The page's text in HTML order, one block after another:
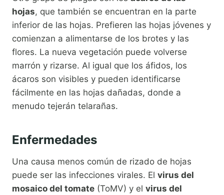
hojas, que también se encuentran en la parte
inferior de las hojas. Prefieren las hojas jóvenes y
comienzan a alimentarse de los brotes y las
flores. La nueva vegetación puede volverse
marrón y rizarse. Al igual que los áfidos, los
ácaros son visibles y pueden identificarse
fácilmente en las hojas dañadas, donde a
menudo tejerán telarañas.
Enfermedades
Una causa menos común de rizado de hojas
puede ser las infecciones virales. El virus del
mosaico del tomate (ToMV) y el virus del